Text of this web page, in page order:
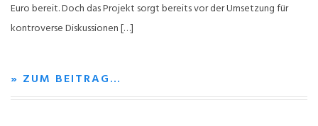
Euro bereit. Doch das Projekt sorgt bereits vor der Umsetzung für
kontroverse Diskussionen […]
» ZUM BEITRAG…